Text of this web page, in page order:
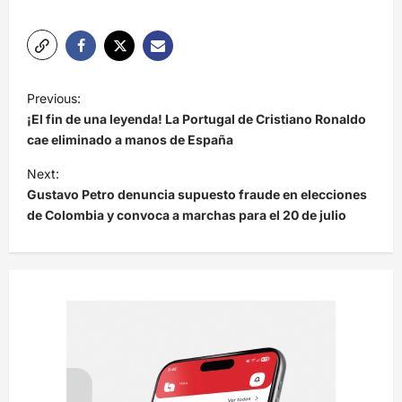
N
a
v
e
g
a
c
Previous:
¡El fin de una leyenda! La Portugal de Cristiano Ronaldo
cae eliminado a manos de España
Next:
Gustavo Petro denuncia supuesto fraude en elecciones
de Colombia y convoca a marchas para el 20 de julio